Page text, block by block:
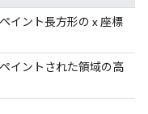
イント長方形の x 座標
イントされた領域の高